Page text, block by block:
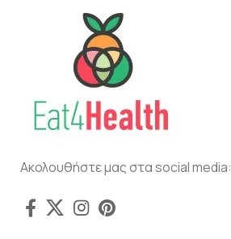
Ακολουθήστε μας στα social media: